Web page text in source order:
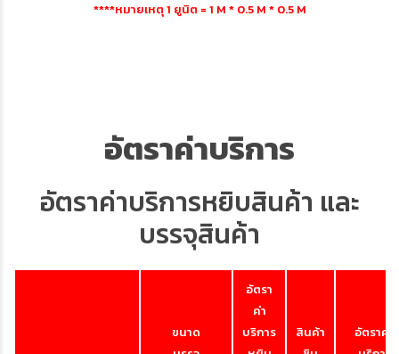
****หมายเหตุ 1 ยูนิต = 1 M * 0.5 M * 0.5 M
อัตราค่าบริการ
อัตราค่าบริการหยิบสินค้า และ
บรรจุสินค้า
ขนาด
อัตรา
ค่า
บริการ
สินค้า
อัตราค่า